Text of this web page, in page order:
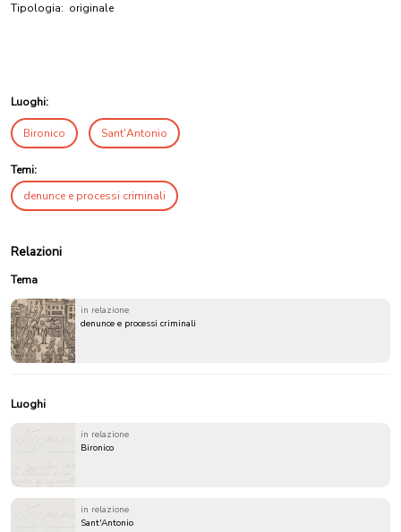
Tipologia: originale
Luoghi:
Bironico Sant'Antonio
Temi:
denunce e processi criminali
Relazioni
Tema
in relazione
denunce e processi criminali
Luoghi
in relazione
Bironico
in relazione
Sant'Antonio